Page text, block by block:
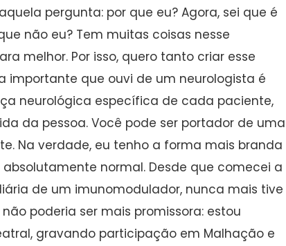
pergunta: por que eu? Agora, sei que é
não eu? Tem muitas coisas nesse
melhor. Por isso, quero tanto criar esse
importante que ouvi de um neurologista é
neurológica específica de cada paciente,
da pessoa. Você pode ser portador de uma
Na verdade, eu tenho a forma mais branda
normal. Desde que comecei a
de um imunomodulador, nunca mais tive
poderia ser mais promissora: estou
gravando participação em Malhação e